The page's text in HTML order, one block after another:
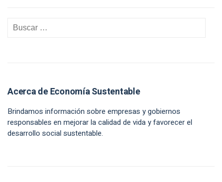
Acerca de Economía Sustentable
Brindamos información sobre empresas y gobiernos
responsables en mejorar la calidad de vida y favorecer el
desarrollo social sustentable.